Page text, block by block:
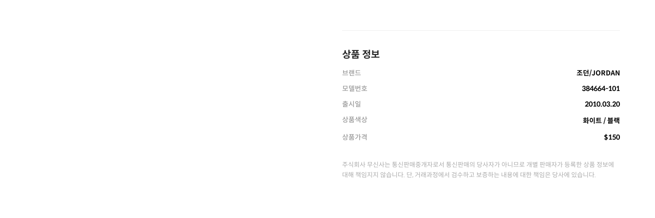
상품 정보
브랜드
조던/JORDAN
모델번호
384664-101
출시일
2010.03.20
상품색상
화이트 / 블랙
상품가격
$150
주식회사 무신사는 통신판매중개자로서 통신판매의 당사자가 아니므로 개별 판매자가 등록한 상품 정보에
대해 책임지지 않습니다. 단, 거래과정에서 검수하고 보증하는 내용에 대한 책임은 당사에 있습니다.